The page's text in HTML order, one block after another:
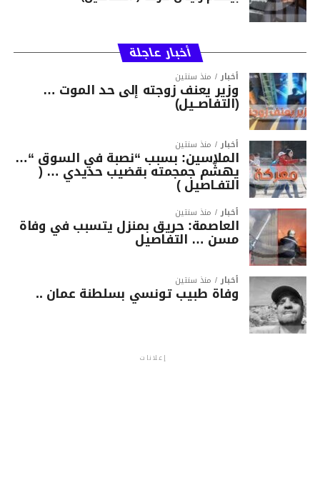
أخبار عاجلة
أخبار منذ سنتين
وزير يعنف زوجته إلى حد الموت …
(التفاصــيل)
أخبار منذ سنتين
الملاسين: بسبب “نصبة في السوق “…
يهشّم جمجمته بقضيب حديدي … (
التفـاصيل )
أخبار منذ سنتين
العاصمة: حريق بمنزل يتسبب في وفاة
مسن … التفاصيل
أخبار منذ سنتين
وفاة طبيب تونسي بسلطنة عمان ..
إعلانات